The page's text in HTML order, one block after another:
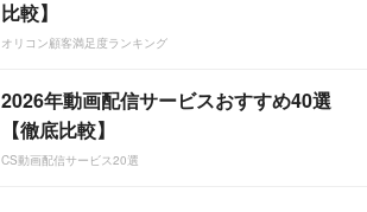
比較】
オリコン顧客満足度ランキング
2026年動画配信サービスおすすめ40選
【徹底比較】
CS動画配信サービス20選